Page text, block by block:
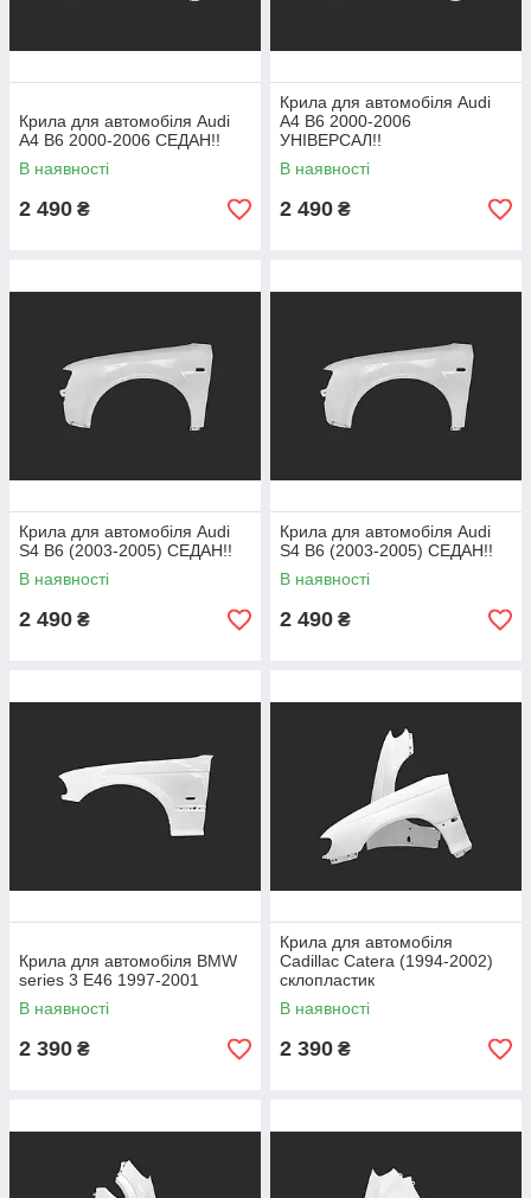
Крила для автомобіля Audi
A4 B6 2000-2006 СЕДАН!!
В наявності
2 490 ₴
Крила для автомобіля Audi
A4 B6 2000-2006
УНІВЕРСАЛ!!
В наявності
2 490 ₴
Крила для автомобіля Audi
S4 B6 (2003-2005) СЕДАН!!
В наявності
2 490 ₴
Крила для автомобіля Audi
S4 B6 (2003-2005) СЕДАН!!
В наявності
2 490 ₴
Крила для автомобіля BMW
series 3 E46 1997-2001
В наявності
2 390 ₴
Крила для автомобіля
Cadillac Catera (1994-2002)
склопластик
В наявності
2 390 ₴